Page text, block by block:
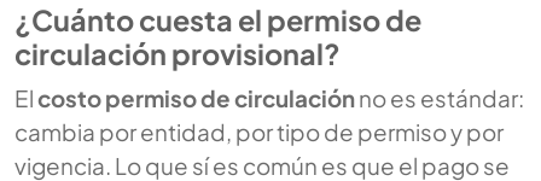
¿Cuánto cuesta el permiso de
circulación provisional?
Elcosto permiso de circulaciónno es estándar:
cambia por entidad, por tipo de permiso y por
vigencia. Lo que sí es común es que el pago se